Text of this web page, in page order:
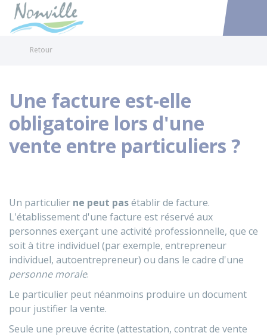
Accéder
Retour
Une facture est-elle
obligatoire lors d'une
vente entre particuliers ?
Un particulier ne peut pasétablir de facture.
L'établissement d'une facture est réservé aux
personnes exerçant une activité professionnelle, que ce
soit à titre individuel (par exemple, entrepreneur
individuel, autoentrepreneur) ou dans le cadre d'une
personne morale.
Le particulier peut néanmoins produire un document
pour justifier la vente.
Seule une preuve écrite (attestation, contrat de vente